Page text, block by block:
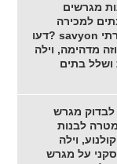
מגרשים
למכירה
בסביון או על בתים להשכרה בישוב היוקרתי savyon ?דעו
מדהימה, וילה
ושלל בתים
לבדוק מגרש
לבנות
וילה
על מגרש